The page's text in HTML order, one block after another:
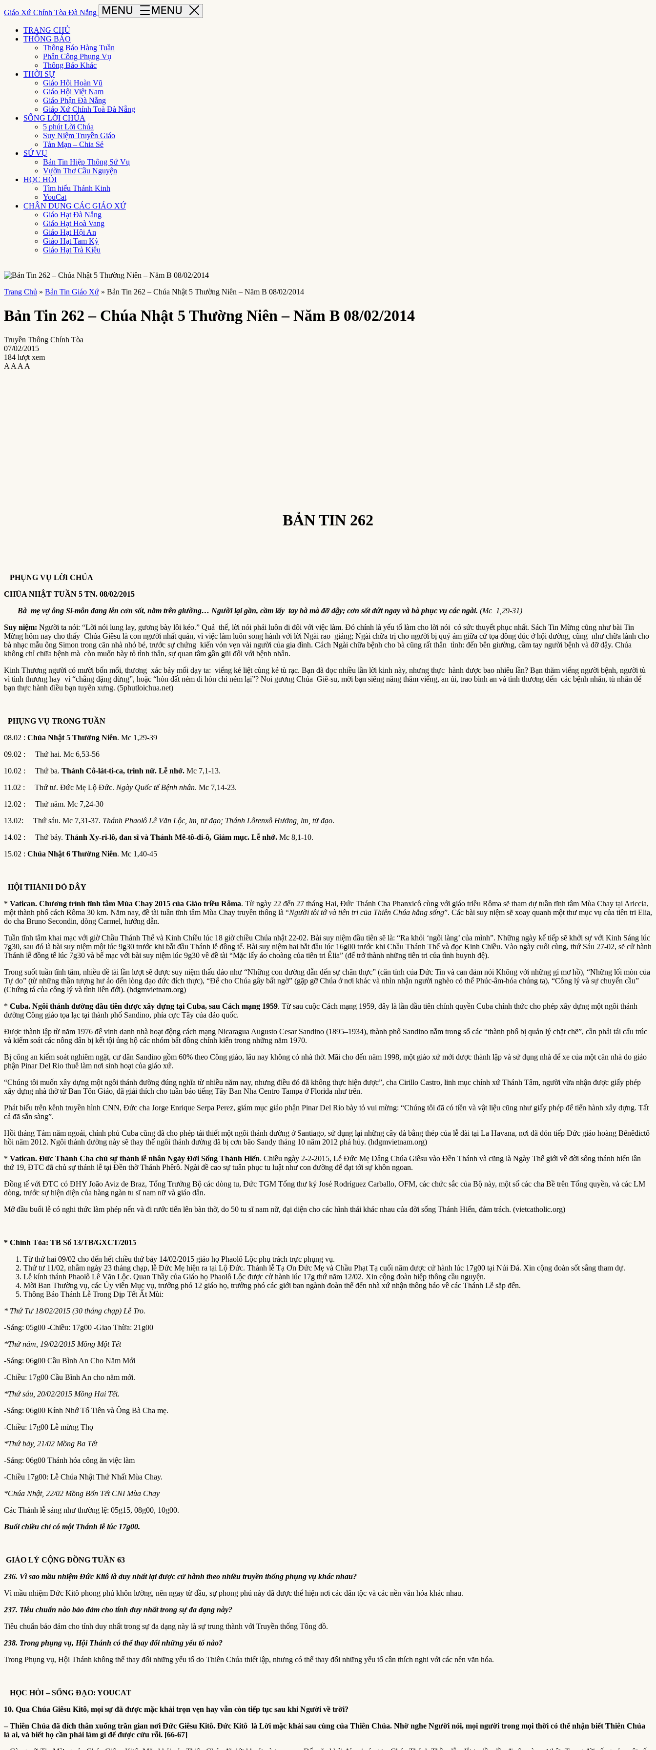
Giáo Xứ Chính Tòa Đà Nẵng
TRANG CHỦ
THÔNG BÁO
Thông Báo Hàng Tuần
Phân Công Phụng Vụ
Thông Báo Khác
THỜI SỰ
Giáo Hội Hoàn Vũ
Giáo Hội Việt Nam
Giáo Phận Đà Nẵng
Giáo Xứ Chính Toà Đà Nẵng
SỐNG LỜI CHÚA
5 phút Lời Chúa
Suy Niệm Truyền Giáo
Tản Mạn – Chia Sẻ
SỨ VỤ
Bản Tin Hiệp Thông Sứ Vụ
Vườn Thơ Cầu Nguyện
HỌC HỎI
Tìm hiểu Thánh Kinh
YouCat
CHÂN DUNG CÁC GIÁO XỨ
Giáo Hạt Đà Nẵng
Giáo Hạt Hoà Vang
Giáo Hạt Hội An
Giáo Hạt Tam Kỳ
Giáo Hạt Trà Kiệu
Trang Chủ » Bản Tin Giáo Xứ » Bản Tin 262 – Chúa Nhật 5 Thường Niên – Năm B 08/02/2014
Bản Tin 262 – Chúa Nhật 5 Thường Niên – Năm B 08/02/2014
Truyền Thông Chính Tòa
07/02/2015
184 lượt xem
A A A A
BẢN TIN 262
PHỤNG VỤ LỜI CHÚA
CHÚA NHẬT TUẦN 5 TN. 08/02/2015
Bà mẹ vợ ông Si-môn đang lên cơn sốt, nằm trên giường… Người lại gần, cầm lấy tay bà mà đỡ dậy; cơn sốt dứt ngay và bà phục vụ các ngài. (Mc 1,29-31)
Suy niệm: Người ta nói: “Lời nói lung lay, gương bày lôi kéo.” Quả thế, lời nói phải luôn đi đôi với việc làm. Đó chính là yếu tố làm cho lời nói có sức thuyết phục nhất. Sách Tin Mừng cũng như bài Tin
Mừng hôm nay cho thấy Chúa Giêsu là con người nhất quán, vì việc làm luôn song hành với lời Ngài rao giảng; Ngài chữa trị cho người bị quỷ ám giữa cử tọa đông đúc ở hội đường, cũng như chữa lành cho
bà nhạc mẫu ông Simon trong căn nhà nhỏ bé, trước sự chứng kiến vỏn vẹn vài người của gia đình. Cách Ngài chữa bệnh cho bà cũng rất thân tình: đến bên giường, cầm tay người bệnh và đỡ dậy. Chúa
không chỉ chữa bệnh mà còn muốn bày tỏ tình thân, sự quan tâm gần gũi đối với bệnh nhân.
Kinh Thương người có mười bốn mối, thương xác bảy mối dạy ta: viếng kẻ liệt cùng kẻ tù rạc. Bạn đã đọc nhiều lần lời kinh này, nhưng thực hành được bao nhiêu lần? Bạn thăm viếng người bệnh, người tù
vì tình thương hay vì “chẳng đặng đừng”, hoặc “hòn đất ném đi hòn chì ném lại”? Noi gương Chúa Giê-su, mời bạn siêng năng thăm viếng, an ủi, trao bình an và tình thương đến các bệnh nhân, tù nhân để
bạn thực hành điều bạn tuyên xưng. (5phutloichua.net)
PHỤNG VỤ TRONG TUẦN
08.02 : Chúa Nhật 5 Thường Niên. Mc 1,29-39
09.02 : Thứ hai. Mc 6,53-56
10.02 : Thứ ba. Thánh Cô-lát-ti-ca, trinh nữ. Lễ nhớ. Mc 7,1-13.
11.02 : Thứ tư. Đức Mẹ Lộ Đức. Ngày Quốc tế Bệnh nhân. Mc 7,14-23.
12.02 : Thứ năm. Mc 7,24-30
13.02: Thứ sáu. Mc 7,31-37. Thánh Phaolô Lê Văn Lộc, lm, tử đạo; Thánh Lôrenxô Hưởng, lm, tử đạo.
14.02 : Thứ bảy. Thánh Xy-ri-lô, đan sĩ và Thánh Mê-tô-đi-ô, Giám mục. Lễ nhớ. Mc 8,1-10.
15.02 : Chúa Nhật 6 Thường Niên. Mc 1,40-45
HỘI THÁNH ĐÓ ĐÂY
* Vatican. Chương trình tĩnh tâm Mùa Chay 2015 của Giáo triều Rôma. Từ ngày 22 đến 27 tháng Hai, Đức Thánh Cha Phanxicô cùng với giáo triều Rôma sẽ tham dự tuần tĩnh tâm Mùa Chay tại Ariccia,
một thành phố cách Rôma 30 km. Năm nay, đề tài tuần tĩnh tâm Mùa Chay truyền thống là “Người tôi tớ và tiên tri của Thiên Chúa hằng sống”. Các bài suy niệm sẽ xoay quanh một thư mục vụ của tiên tri Elia,
do cha Bruno Secondin, dòng Carmel, hướng dẫn.
Tuần tĩnh tâm khai mạc với giờ Chầu Thánh Thể và Kinh Chiều lúc 18 giờ chiều Chúa nhật 22-02. Bài suy niệm đầu tiên sẽ là: “Ra khỏi ‘ngôi làng’ của mình”. Những ngày kế tiếp sẽ khởi sự với Kinh Sáng lúc
7g30, sau đó là bài suy niệm một lúc 9g30 trước khi bắt đầu Thánh lễ đồng tế. Bài suy niệm hai bắt đầu lúc 16g00 trước khi Chầu Thánh Thể và đọc Kinh Chiều. Vào ngày cuối cùng, thứ Sáu 27-02, sẽ cử hành
Thánh lễ đồng tế lúc 7g30 và bế mạc với bài suy niệm lúc 9g30 về đề tài “Mặc lấy áo choàng của tiên tri Êlia” (để trở thành những tiên tri của tình huynh đệ).
Trong suốt tuần tĩnh tâm, nhiều đề tài lần lượt sẽ được suy niệm thấu đáo như “Những con đường dẫn đến sự chân thực” (căn tính của Đức Tin và can đảm nói Không với những gì mơ hồ), “Những lối mòn của
Tự do” (từ những thần tượng hư ảo đến lòng đạo đức đích thực), “Để cho Chúa gây bất ngờ” (gặp gỡ Chúa ở nơi khác và nhìn nhận người nghèo có thể Phúc-âm-hóa chúng ta), “Công lý và sự chuyển cầu”
(Chứng tá của công lý và tình liên đới). (hdgmvietnam.org)
* Cuba. Ngôi thánh đường đầu tiên được xây dựng tại Cuba, sau Cách mạng 1959. Từ sau cuộc Cách mạng 1959, đây là lần đầu tiên chính quyền Cuba chính thức cho phép xây dựng một ngôi thánh
đường Công giáo tọa lạc tại thành phố Sandino, phía cực Tây của đảo quốc.
Được thành lập từ năm 1976 để vinh danh nhà hoạt động cách mạng Nicaragua Augusto Cesar Sandino (1895–1934), thành phố Sandino nằm trong số các “thành phố bị quản lý chặt chẽ”, cần phải tái cấu trúc
và kiểm soát các nông dân bị kết tội ủng hộ các nhóm bất đồng chính kiến trong những năm 1970.
Bị công an kiểm soát nghiêm ngặt, cư dân Sandino gồm 60% theo Công giáo, lâu nay không có nhà thờ. Mãi cho đến năm 1998, một giáo xứ mới được thành lập và sử dụng nhà để xe của một căn nhà do giáo
phận Pinar Del Rio thuê làm nơi sinh hoạt của giáo xứ.
“Chúng tôi muốn xây dựng một ngôi thánh đường đúng nghĩa từ nhiều năm nay, nhưng điều đó đã không thực hiện được”, cha Cirillo Castro, linh mục chính xứ Thánh Tâm, người vừa nhận được giấy phép
xây dựng nhà thờ từ Ban Tôn Giáo, đã giải thích cho tuần báo tiếng Tây Ban Nha Centro Tampa ở Florida như trên.
Phát biểu trên kênh truyền hình CNN, Đức cha Jorge Enrique Serpa Perez, giám mục giáo phận Pinar Del Rio bày tỏ vui mừng: “Chúng tôi đã có tiền và vật liệu cũng như giấy phép để tiến hành xây dựng. Tất
cả đã sẵn sàng”.
Hồi tháng Tám năm ngoái, chính phủ Cuba cũng đã cho phép tái thiết một ngôi thánh đường ở Santiago, sử dụng lại những cây đà bằng thép của lễ đài tại La Havana, nơi đã đón tiếp Đức giáo hoàng Bênêđictô
hồi năm 2012. Ngôi thánh đường này sẽ thay thế ngôi thánh đường đã bị cơn bão Sandy tháng 10 năm 2012 phá hủy. (hdgmvietnam.org)
* Vatican. Đức Thánh Cha chủ sự thánh lễ nhân Ngày Đời Sống Thánh Hiến. Chiều ngày 2-2-2015, Lễ Đức Mẹ Dâng Chúa Giêsu vào Đền Thánh và cũng là Ngày Thế giới về đời sống thánh hiến lần
thứ 19, ĐTC đã chủ sự thánh lễ tại Đền thờ Thánh Phêrô. Ngài đề cao sự tuân phục tu luật như con đường để đạt tới sự khôn ngoan.
Đồng tế với ĐTC có ĐHY João Aviz de Braz, Tổng Trưởng Bộ các dòng tu, Đức TGM Tổng thư ký José Rodríguez Carballo, OFM, các chức sắc của Bộ này, một số các cha Bề trên Tổng quyền, và các LM
dòng, trước sự hiện diện của hàng ngàn tu sĩ nam nữ và giáo dân.
Mở đầu buổi lễ có nghi thức làm phép nến và đi rước tiến lên bàn thờ, do 50 tu sĩ nam nữ, đại diện cho các hình thái khác nhau của đời sống Thánh Hiến, đảm trách. (vietcatholic.org)
* Chính Tòa: TB Số 13/TB/GXCT/2015
Từ thứ hai 09/02 cho đến hết chiều thứ bảy 14/02/2015 giáo họ Phaolô Lộc phụ trách trực phụng vụ.
Thứ tư 11/02, nhằm ngày 23 tháng chạp, lễ Đức Mẹ hiện ra tại Lộ Đức. Thánh lễ Tạ Ơn Đức Mẹ và Chầu Phạt Tạ cuối năm được cử hành lúc 17g00 tại Núi Đá. Xin cộng đoàn sốt sắng tham dự.
Lễ kính thánh Phaolô Lê Văn Lộc. Quan Thầy của Giáo họ Phaolô Lộc được cử hành lúc 17g thứ năm 12/02. Xin cộng đoàn hiệp thông cầu nguyện.
Mời Ban Thường vụ, các Ủy viên Mục vụ, trưởng phó 12 giáo họ, trưởng phó các giới ban ngành đoàn thể đến nhà xứ nhận thông báo về các Thánh Lễ sắp đến.
Thông Báo Thánh Lễ Trong Dịp Tết Ất Mùi:
* Thứ Tư 18/02/2015 (30 tháng chạp) Lễ Tro.
-Sáng: 05g00 -Chiều: 17g00 -Giao Thừa: 21g00
*Thứ năm, 19/02/2015 Mồng Một Tết
-Sáng: 06g00 Cầu Bình An Cho Năm Mới
-Chiều: 17g00 Cầu Bình An cho năm mới.
*Thứ sáu, 20/02/2015 Mồng Hai Tết.
-Sáng: 06g00 Kính Nhớ Tổ Tiên và Ông Bà Cha mẹ.
-Chiều: 17g00 Lễ mừng Thọ
*Thứ bảy, 21/02 Mồng Ba Tết
-Sáng: 06g00 Thánh hóa công ăn việc làm
-Chiều 17g00: Lễ Chúa Nhật Thứ Nhất Mùa Chay.
*Chúa Nhật, 22/02 Mồng Bốn Tết CNI Mùa Chay
Các Thánh lễ sáng như thường lệ: 05g15, 08g00, 10g00.
Buổi chiều chỉ có một Thánh lễ lúc 17g00.
GIÁO LÝ CỘNG ĐỒNG TUẦN 63
236. Vì sao mầu nhiệm Đức Kitô là duy nhất lại được cử hành theo nhiều truyền thống phụng vụ khác nhau?
Vì mầu nhiệm Đức Kitô phong phú khôn lường, nên ngay từ đầu, sự phong phú này đã được thể hiện nơi các dân tộc và các nền văn hóa khác nhau.
237. Tiêu chuẩn nào bảo đảm cho tính duy nhất trong sự đa dạng này?
Tiêu chuẩn bảo đảm cho tính duy nhất trong sự đa dạng này là sự trung thành với Truyền thống Tông đồ.
238. Trong phụng vụ, Hội Thánh có thể thay đổi những yếu tố nào?
Trong Phụng vụ, Hội Thánh không thể thay đổi những yếu tố do Thiên Chúa thiết lập, nhưng có thể thay đổi những yếu tố cần thích nghi với các nền văn hóa.
HỌC HỎI – SỐNG ĐẠO: YOUCAT
10. Qua Chúa Giêsu Kitô, mọi sự đã được mặc khải trọn vẹn hay vẫn còn tiếp tục sau khi Người về trời?
– Thiên Chúa đã đích thân xuống trần gian nơi Đức Giêsu Kitô. Đức Kitô là Lời mặc khải sau cùng của Thiên Chúa. Nhờ nghe Người nói, mọi người trong mọi thời có thể nhận biết Thiên Chúa
là ai, và biết họ cần phải làm gì để được cứu rỗi. [66-67]